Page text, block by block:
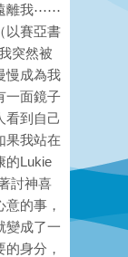
離我⋯⋯
以賽亞書
突然被
慢成為我
一面鏡子
看到自己
果我站在
的Lukie
討神喜
的事，
變成了一
身分，